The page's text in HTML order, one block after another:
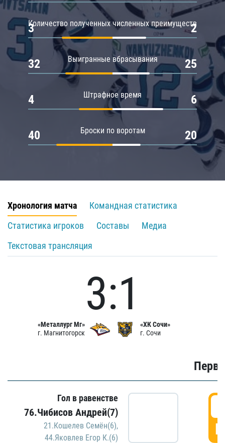
Количество полученных численных преимуществ
3 2
Выигранные вбрасывания
32 25
Штрафное время
4 6
Броски по воротам
40 20
Хронология матча
Командная статистика
Статистика игроков
Составы
Медиа
Текстовая трансляция
«Металлург Мг»
г. Магнитогорск
3:1
«ХК Сочи»
г. Сочи
Гол в равенстве
76.Чибисов Андрей(7)
21.Кошелев Семён(6),
44.Яковлев Егор К.(6)